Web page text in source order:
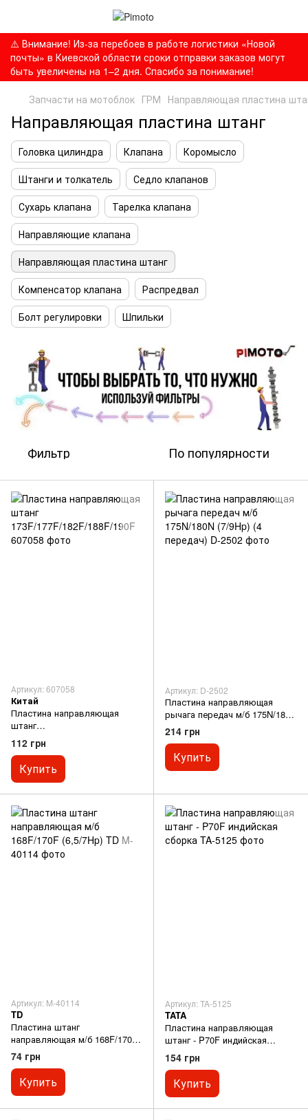
⚠️ Внимание! Из-за перебоев в работе логистики «Новой
почты» в Киевской области сроки отправки заказов могут
быть увеличены на 1–2 дня. Спасибо за понимание!
Запчасти на мотоблок ГРМ Направляющая пластина
Направляющая пластина штанг
Головка цилиндра Клапана
Коромысло
Штанги и толкатель
Седло клапанов
Сухарь клапана
Тарелка клапана
Направляющие клапана
Направляющая пластина штанг
Компенсатор клапана
Распредвал
Болт регулировки
Шпильки
Фильтр По популярности
Артикул: 607058
Китай
Пластина направляющая
штанг
173F/177F/182F/188F/190F
112 грн
Купить
Артикул: D-2502
Пластина направляющая
рычага передач м/б 175N/180N
(7/9Hp) (4 передач)
214 грн
Купить
Артикул: M-40114
TD
Пластина штанг
направляющая м/б 168F/170F
(6,5/7Hp) TD
74 грн
Купить
Артикул: TA-5125
TATA
Пластина направляющая
штанг - P70F индийская
сборка
154 грн
Купить